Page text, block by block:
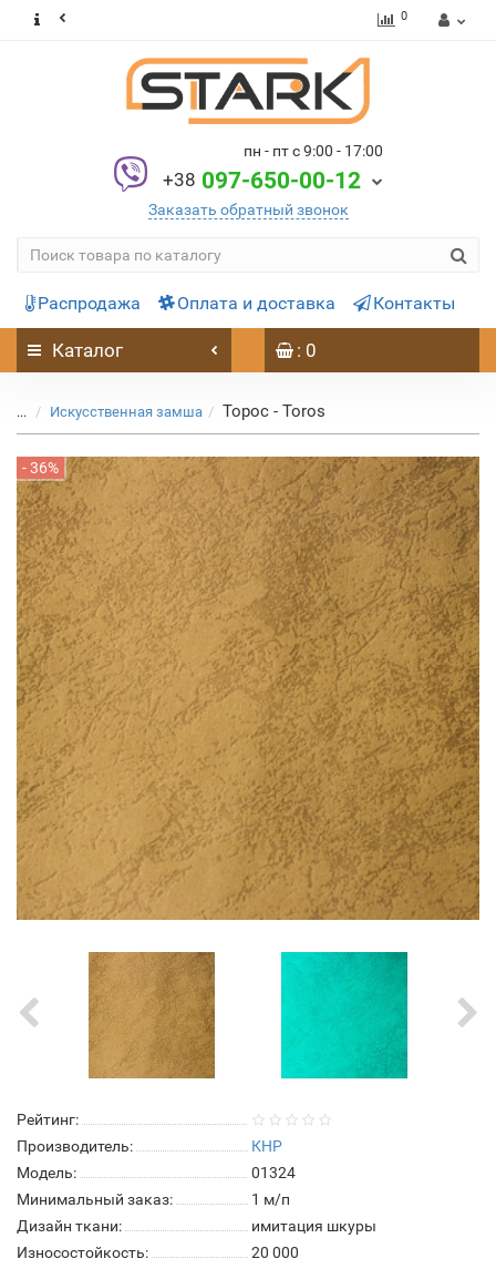
0
пн - пт с 9:00 - 17:00
+38 097-650-00-12
Заказать обратный звонок
Распродажа Оплата и доставка Контакты
Каталог : 0
... Искусственная замша Торос - Toros
- 36%
Рейтинг:
Производитель:
КНР
Модель:
01324
Минимальный заказ:
1 м/п
Дизайн ткани:
имитация шкуры
Износостойкость:
20 000